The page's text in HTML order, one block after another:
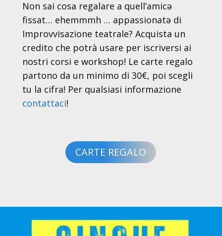
Non sai cosa regalare a quell’amicə
fissat… ehemmmh … appassionatə di
Improvvisazione teatrale? Acquista un
credito che potrà usare per iscriversi ai
nostri corsi e workshop! Le carte regalo
partono da un minimo di 30€, poi scegli
tu la cifra! Per qualsiasi informazione
contattaci!
CARTE REGALO